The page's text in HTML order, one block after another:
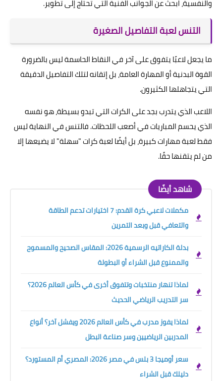
والنفسية، ابحث عن الجوانب الفنية التي تحتاج إلى تطوير.
التنس لعبة التفاصيل الصغيرة
ما يجعل لاعبًا يتفوق على آخر في النقاط الحاسمة ليس بالضرورة
القوة البدنية أو المهارة العامة، بل إتقانه لتلك التفاصيل الدقيقة
التي يتجاهلها الكثيرون.
اللاعب الذي يتدرب بجد على الكرات التي تبدو بسيطة، هو نفسه
الذي يحسم المباريات في أصعب اللحظات. فالتنس في النهاية ليس
فقط لعبة مهارات كبيرة، بل أيضًا لعبة كرات "سهلة" لا يضيعها إلا
من لم يتقنها حقًا.
شاهد أيضًا
مكملات لاعبي كرة القدم: 7 اختيارات تدعم الطاقة
والتعافي قبل وبعد التمرين
بدلة الكاراتيه الرسمية 2026: المقاس الصحيح والمسموح
والممنوع قبل الشراء أو البطولة
لماذا تنهار منتخبات وتتفوق أخرى في كأس العالم 2026؟
سر التدريب الرياضي الحديث
لماذا يفوز مدرب في كأس العالم 2026 ويفشل آخر؟ أنواع
المدربين الرياضيين وسر صناعة البطل
سعر أوميجا 3 بلس في مصر 2026: المصري أم المستورد؟
دليلك قبل الشراء